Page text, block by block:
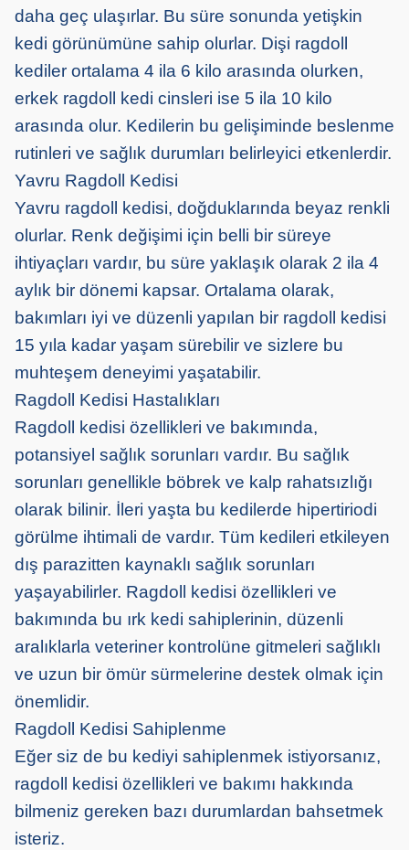
daha geç ulaşırlar. Bu süre sonunda yetişkin
kedi görünümüne sahip olurlar. Dişi ragdoll
kediler ortalama 4 ila 6 kilo arasında olurken,
erkek ragdoll kedi cinsleri ise 5 ila 10 kilo
arasında olur. Kedilerin bu gelişiminde beslenme
rutinleri ve sağlık durumları belirleyici etkenlerdir.
Yavru Ragdoll Kedisi
Yavru ragdoll kedisi, doğduklarında beyaz renkli
olurlar. Renk değişimi için belli bir süreye
ihtiyaçları vardır, bu süre yaklaşık olarak 2 ila 4
aylık bir dönemi kapsar. Ortalama olarak,
bakımları iyi ve düzenli yapılan bir ragdoll kedisi
15 yıla kadar yaşam sürebilir ve sizlere bu
muhteşem deneyimi yaşatabilir.
Ragdoll Kedisi Hastalıkları
Ragdoll kedisi özellikleri ve bakımında,
potansiyel sağlık sorunları vardır. Bu sağlık
sorunları genellikle böbrek ve kalp rahatsızlığı
olarak bilinir. İleri yaşta bu kedilerde hipertiriodi
görülme ihtimali de vardır. Tüm kedileri etkileyen
dış parazitten kaynaklı sağlık sorunları
yaşayabilirler. Ragdoll kedisi özellikleri ve
bakımında bu ırk kedi sahiplerinin, düzenli
aralıklarla veteriner kontrolüne gitmeleri sağlıklı
ve uzun bir ömür sürmelerine destek olmak için
önemlidir.
Ragdoll Kedisi Sahiplenme
Eğer siz de bu kediyi sahiplenmek istiyorsanız,
ragdoll kedisi özellikleri ve bakımı hakkında
bilmeniz gereken bazı durumlardan bahsetmek
isteriz.